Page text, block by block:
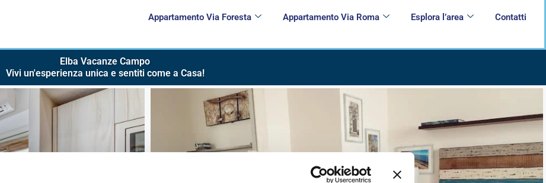
Appartamento Via Foresta Appartamento Via Roma Esplora l’area Contatti
Elba Vacanze Campo
Vivi un'esperienza unica e sentiti come a Casa!